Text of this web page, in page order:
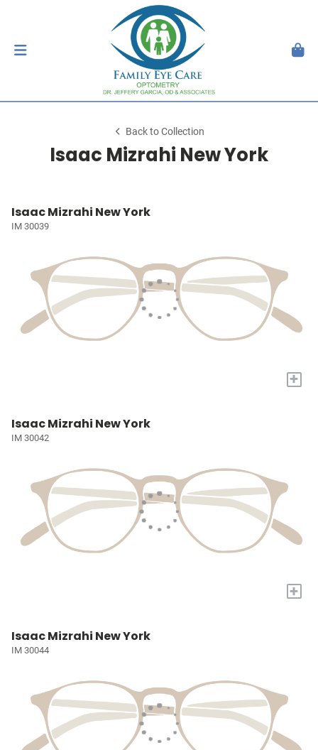
Back to Collection
Isaac Mizrahi New York
Isaac Mizrahi New York
IM 30039
+
Isaac Mizrahi New York
IM 30042
+
Isaac Mizrahi New York
IM 30044